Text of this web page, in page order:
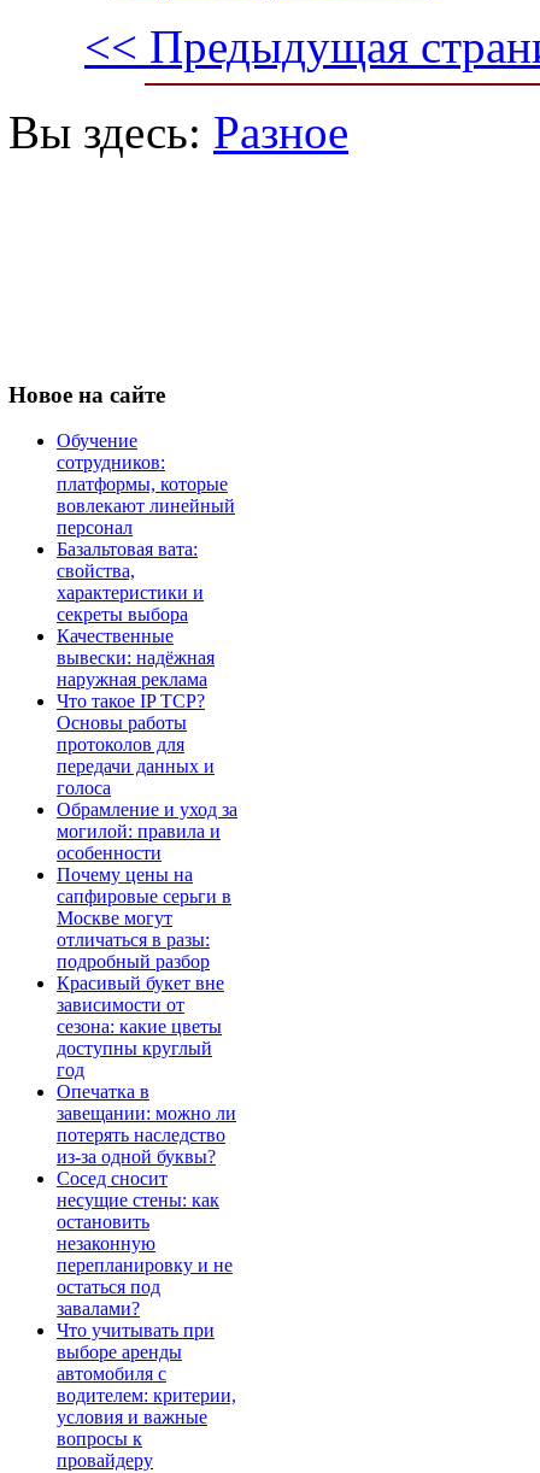
<< Предыдущая
Вы здесь: Разное
Новое на сайте
Обучение
сотрудников:
платформы, которые
вовлекают линейный
персонал
Базальтовая вата:
свойства,
характеристики и
секреты выбора
Качественные
вывески: надёжная
наружная реклама
Что такое IP TCP?
Основы работы
протоколов для
передачи данных и
голоса
Обрамление и уход за
могилой: правила и
особенности
Почему цены на
сапфировые серьги в
Москве могут
отличаться в разы:
подробный разбор
Красивый букет вне
зависимости от
сезона: какие цветы
доступны круглый
год
Опечатка в
завещании: можно ли
потерять наследство
из-за одной буквы?
Сосед сносит
несущие стены: как
остановить
незаконную
перепланировку и не
остаться под
завалами?
Что учитывать при
выборе аренды
автомобиля с
водителем: критерии,
условия и важные
вопросы к
провайдеру